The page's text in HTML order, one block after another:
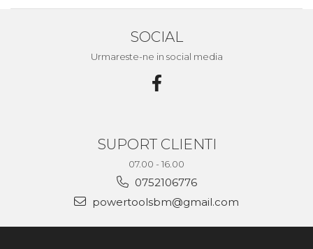
SOCIAL
Urmareste-ne in social media
SUPORT CLIENTI
07.00 - 16.00
0752106776
powertoolsbm@gmail.com